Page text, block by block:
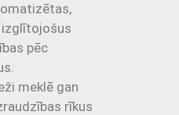
izglītojošus
pēc
meklē gan
rīkus